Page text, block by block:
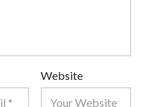
Website